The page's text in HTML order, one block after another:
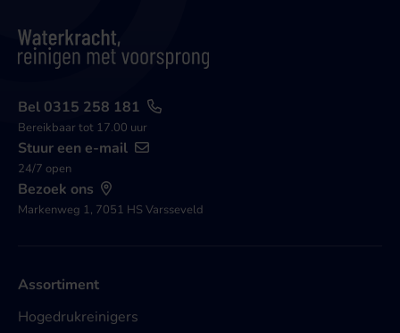
Bel 0315 258 181
Bereikbaar tot 17.00 uur
Stuur een e-mail
24/7 open
Bezoek ons
Markenweg 1, 7051 HS Varsseveld
Assortiment
Hogedrukreinigers